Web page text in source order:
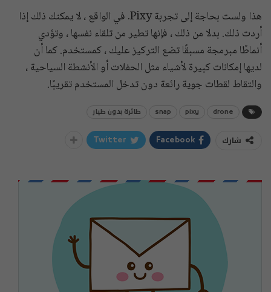
هذا ولست بحاجة إلى تجربة Pixy. في الواقع ، لا يمكنك ذلك إذا
أردت ذلك. بدلا من ذلك ، فإنها تطير من تلقاء نفسها ، وتؤدي
أنماطًا مبرمجة مسبقًا تضع التركيز عليك ، كمستخدم. كما أن
لديها إمكانات كبيرة لأشياء مثل الحفلات أو الأنشطة السياحية ،
والتقاط لقطات جوية رائعة دون تدخل المستخدم تقريبًا.
drone
pixy
snap طائرة بدون طيار
شارك Facebook
Twitter